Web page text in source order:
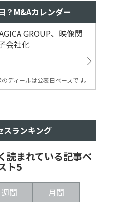
？M&Aカレンダー
GROUP、映像関
会社化
ディールは公表日ベースです。
スランキング
読まれている記事ベ
ト5
週間 月間